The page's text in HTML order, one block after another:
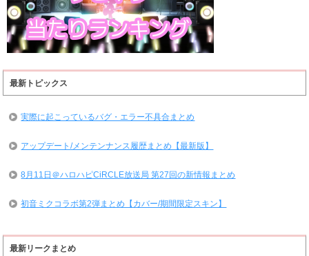
最新トピックス
実際に起こっているバグ・エラー不具合まとめ
アップデート/メンテンナンス履歴まとめ【最新版】
8月11日＠ハロハピCiRCLE放送局 第27回の新情報まとめ
初音ミクコラボ第2弾まとめ【カバー/期間限定スキン】
最新リークまとめ